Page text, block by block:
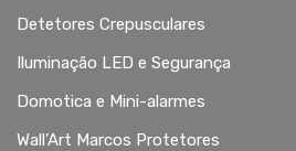
Detetores Crepusculares
Iluminação LED e Segurança
Domotica e Mini-alarmes
Wall’Art Marcos Protetores